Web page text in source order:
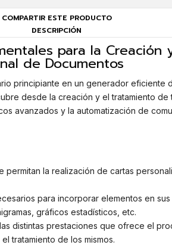
COMPARTIR ESTE PRODUCTO
DESCRIPCIÓN
para la Creación
de Documentos
principiante en un generador eficiente
desde la creación y el tratamiento de
avanzados y la automatización de
permitan la realización de cartas
para incorporar elementos en
gráficos estadísticos, etc.
distintas prestaciones que ofrece el
tratamiento de los mismos.